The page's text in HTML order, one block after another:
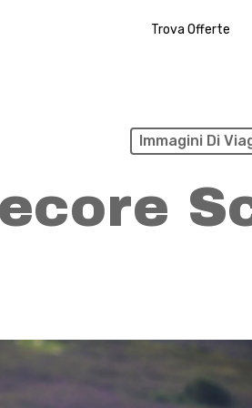
Trova Offerte
Immagini Di